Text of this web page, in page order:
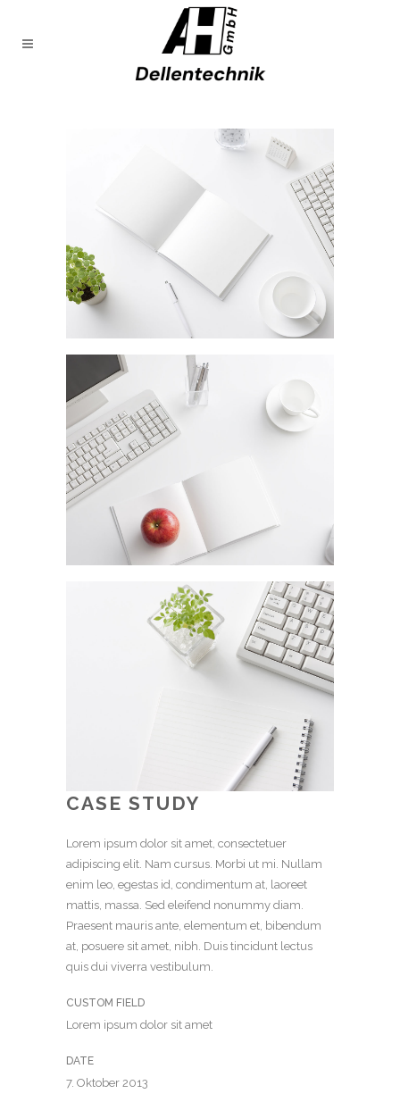
CASE STUDY
Lorem ipsum dolor sit amet, consectetuer
adipiscing elit. Nam cursus. Morbi ut mi. Nullam
enim leo, egestas id, condimentum at, laoreet
mattis, massa. Sed eleifend nonummy diam.
Praesent mauris ante, elementum et, bibendum
at, posuere sit amet, nibh. Duis tincidunt lectus
quis dui viverra vestibulum.
CUSTOM FIELD
Lorem ipsum dolor sit amet
DATE
7. Oktober 2013